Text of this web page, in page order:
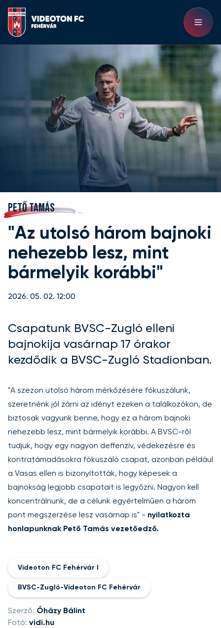
PETŐ TAMÁS
"Az utolsó három bajnoki
nehezebb lesz, mint
bármelyik korábbi"
2026. 05. 02. 12:00
Csapatunk BVSC-Zugló elleni
bajnokija vasárnap 17 órakor
kezdődik a BVSC-Zugló Stadionban.
"A szezon utolsó három mérkőzésére fókuszálunk,
szeretnénk jól zárni az idényt ezeken a találkozókon, de
biztosak vagyunk benne, hogy ez a három bajnoki
nehezebb lesz, mint bármelyik korábbi. A BVSC-ről
tudjuk, hogy egy nagyon deffenzív, védekezésre és
kontratámadásokra fókuszáló csapat, azonban például
a Vasas ellen is bizonyították, hogy képesek a
bajnokság legjobb csapatait is legyőzni. Nagyon kell
koncentrálnunk, de a célunk egyértelműen a három
pont megszerzése lesz vasárnap is" - nyilatkozta
honlapunknak Pető Tamás vezetőedző.
Videoton FC Fehérvár I
BVSC-Zugló-Videoton FC Fehérvár
Szerző: Óházy Bálint
Fotó: vidi.hu